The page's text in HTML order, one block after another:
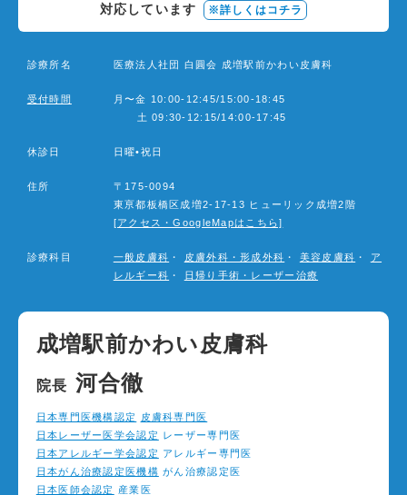
ゲ
ー
シ
ン
対応しています
※詳しくはコチラ
診療所名 医療法人社団 白圓会 成増駅前かわい皮膚科
受付時間
月〜金 10:00-12:45/15:00-18:45
土 09:30-12:15/14:00-17:45
休診日 日曜•祝日
住所
〒175-0094
東亰都板橋区成増2-17-13 ヒューリック成増2階
[アクセス・GoogleMapはこちら]
診療科目 一般皮膚科 ・ 皮膚外科・形成外科 ・ 美容皮膚科 ・
ア
レルギー科 ・ 日帰り手術・レーザー治療
成増駅前かわい皮膚科
院長 河合徹
日本専門医機構認定
皮膚科専門医
日本レーザー医学会認定 レーザー専門医
日本アレルギー学会認定 アレルギー専門医
日本がん治療認定医機構 がん治療認定医
日本医師会認定
産業医